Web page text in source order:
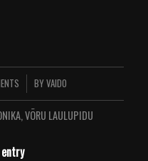
BY VAIDO
,VÕRU LAULUPIDU